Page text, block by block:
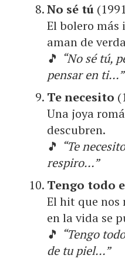
No sé tú
El bolero más
aman de
🎵 “No sé tú,
pensar en ti…”
Te necesito
Una joya
descubren.
🎵 “Te
respiro…”
Tengo todo
El hit que nos
en la vida se
🎵 “Tengo
de tu piel…”